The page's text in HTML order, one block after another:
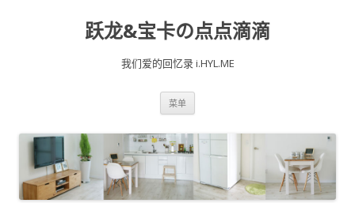
跃龙&宝卡の点点滴滴
我们爱的回忆录 i.HYL.ME
菜单
容